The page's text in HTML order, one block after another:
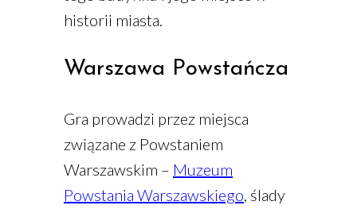
historii miasta.
Warszawa Powstańcza
Gra prowadzi przez miejsca
związane z Powstaniem
Warszawskim – Muzeum
Powstania Warszawskiego , ślady